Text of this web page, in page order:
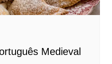
Medieval